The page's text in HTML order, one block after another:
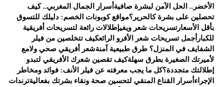
الأخضر.. الحل الآمن لبشرة صافية أسرار الجمال المغربي.. كيف
تحصلين على بشرة كالحرير؟مواقع كوبونات الخصم: دليلك للتسوق
بأقل الأسعارتسريحات شعر ويفيإطلالات رائعة لتسريحات أفريقية
للكبار أجمل تسريحات شعر الأفرو الرائعكيف تتخلصين من فيلر
الشفايف في المنزل؟ طرق طبيعية آمنةشعر أفريقي صحي ولامع
لأميرتك الصغيرة بطرق سهلةكيف تقصين شعرك الأفريقي لتبدو
إطلالتك متجددة؟كل ما يجب معرفته عن فيلر الأنف: فوائد ومخاطر
الإجراء أسرار القناع المنقي لتحسين صحة ونقاء بشرتك بفعاليةترندات